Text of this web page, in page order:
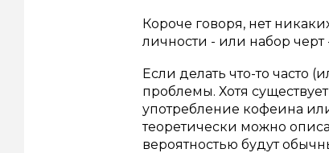
Короче говоря, нет
личности - или набор черт
Если делать что-то часто
проблемы. Хотя
употребление кофеина
теоретически можно
вероятностью будут